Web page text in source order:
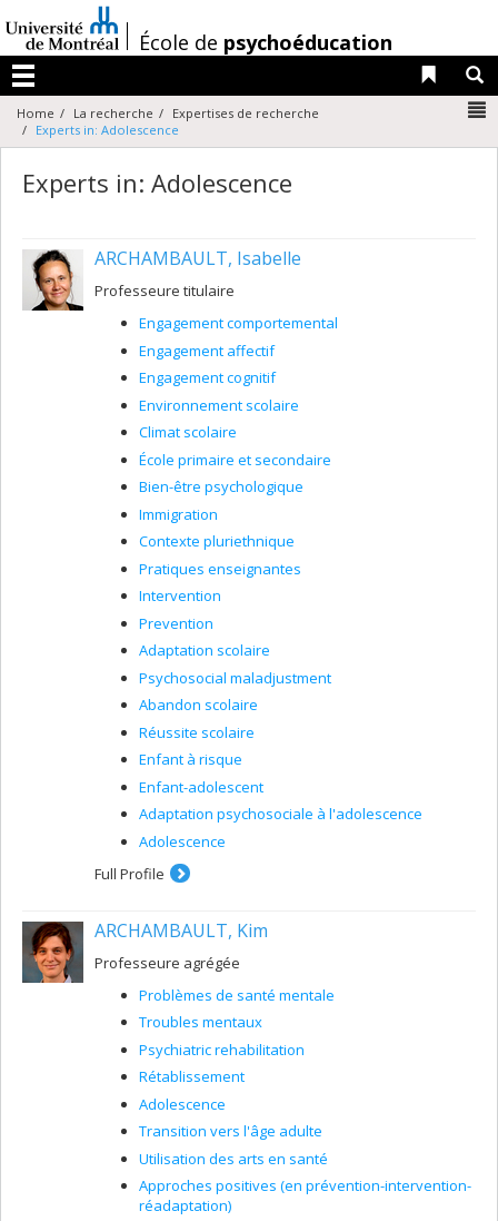
au
contenu
/École de psychoéducation
Menu
Liens
Home La recherche
Expertises de recherche
Experts in: Adolescence
Experts in: Adolescence
ARCHAMBAULT, Isabelle
Professeure titulaire
Engagement comportemental
Engagement affectif
Engagement cognitif
Environnement scolaire
Climat scolaire
École primaire et secondaire
Bien-être psychologique
Immigration
Contexte pluriethnique
Pratiques enseignantes
Intervention
Prevention
Adaptation scolaire
Psychosocial maladjustment
Abandon scolaire
Réussite scolaire
Enfant à risque
Enfant-adolescent
Adaptation psychosociale à l'adolescence
Adolescence
Full Profile
ARCHAMBAULT, Kim
Professeure agrégée
Problèmes de santé mentale
Troubles mentaux
Psychiatric rehabilitation
Rétablissement
Adolescence
Transition vers l'âge adulte
Utilisation des arts en santé
Approches positives (en prévention-intervention-
réadaptation)